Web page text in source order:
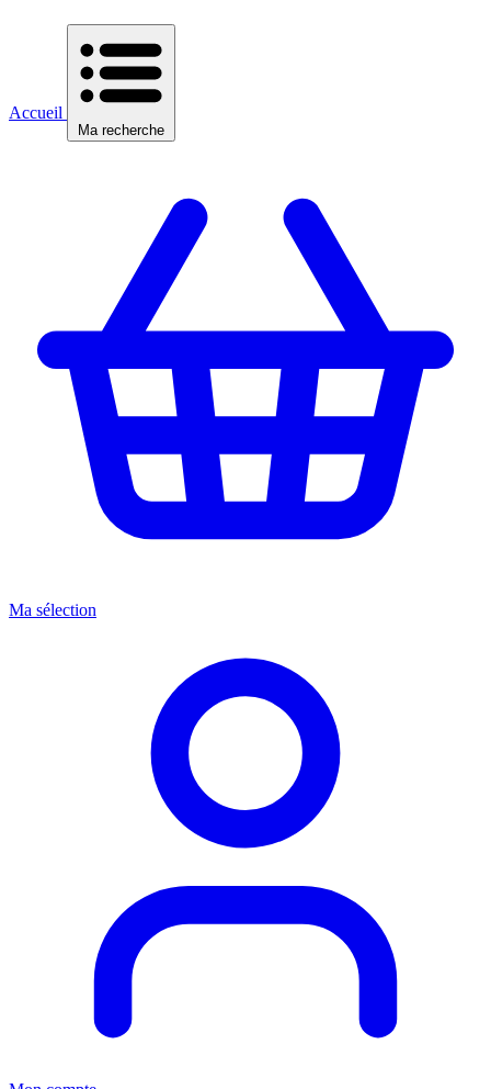
Accueil
Ma recherche
Ma sélection